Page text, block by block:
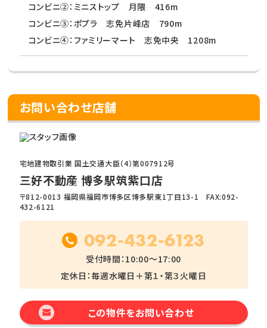
コンビニ②：ミニストップ 月隈 416m
コンビニ③：ポプラ 志免片峰店 790m
コンビニ④：ファミリーマート 志免中央 1208m
お問い合わせ店舗
宅地建物取引業 国土交通大臣（4）第007912号
三好不動産 博多駅筑紫口店
〒812-0013 福岡県福岡市博多区博多駅東1丁目13-1 FAX:092-
432-6121
092-432-6123
受付時間：10:00～17:00
定休日：毎週水曜日＋第１・第３火曜日
この物件をお問い合わせ